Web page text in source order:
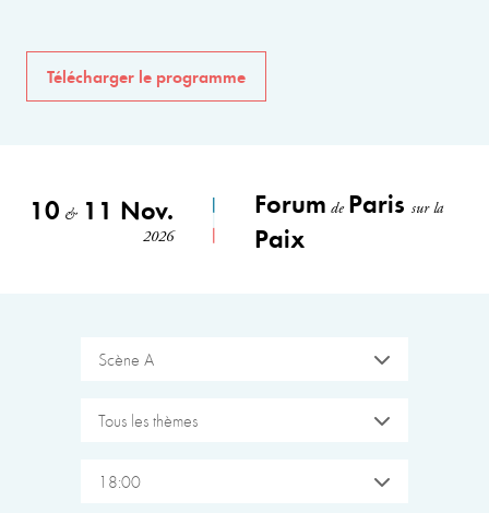
Télécharger le programme
10 &11 Nov.
2026
Forum de Parissur la
Paix
Scène A
Tous les thèmes
18:00